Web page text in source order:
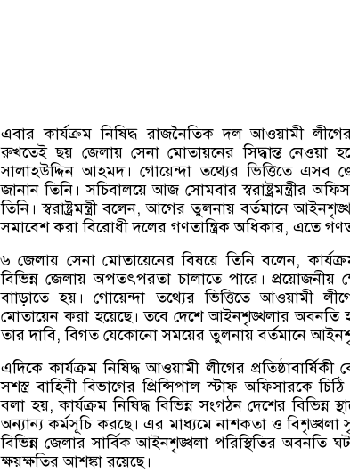
এবার কার্যক্রম নিষিদ্ধ রাজনৈতিক দল আওয়ামী লীগের
রুখতেই ছয় জেলায় সেনা মোতায়নের সিদ্ধান্ত নেওয়া
সালাহউদ্দিন আহমদ। গোয়েন্দা তথ্যের ভিত্তিতে এসব
জানান তিনি। সচিবালয়ে আজ সোমবার স্বরাষ্ট্রমন্ত্রীর
তিনি। স্বরাষ্ট্রমন্ত্রী বলেন,আগের তুলনায় বর্তমানে
সমাবেশ করা বিরোধী দলের গণতান্ত্রিক অধিকার, এতে
৬ জেলায় সেনা মোতায়েনের বিষয়ে তিনি বলেন,
বিভিন্ন জেলায় অপতৎপরতা চালাতে পারে। প্রয়োজনীয়
বাাড়াতে হয়। গোয়েন্দা তথ্যের ভিত্তিতে আওয়ামী
মোতায়েন করা হয়েছে। তবে দেশে আইনশৃঙ্খলার অবনতি
তার দাবি,বিগত যেকোনো সময়ের তুলনায় বর্তমানে
এদিকে কার্যক্রম নিষিদ্ধ আওয়ামী লীগের
সশস্ত্র বাহিনী বিভাগের প্রিন্সিপাল স্টাফ অফিসারকে চিঠি
বলা হয়,কার্যক্রম নিষিদ্ধ বিভিন্ন সংগঠন দেশের বিভিন্ন
অন্যান্য কর্মসূচি করছে। এর মাধ্যমে নাশকতা ও বিশৃঙ্খলা
বিভিন্ন জেলার সার্বিক আইনশৃঙ্খলা পরিস্থিতির অবনতি
ক্ষয়ক্ষতির আশঙ্কা রয়েছে।